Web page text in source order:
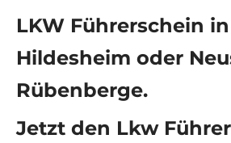
LKW Führerschein
Hildesheim oder
Rübenberge.
Jetzt den Lkw